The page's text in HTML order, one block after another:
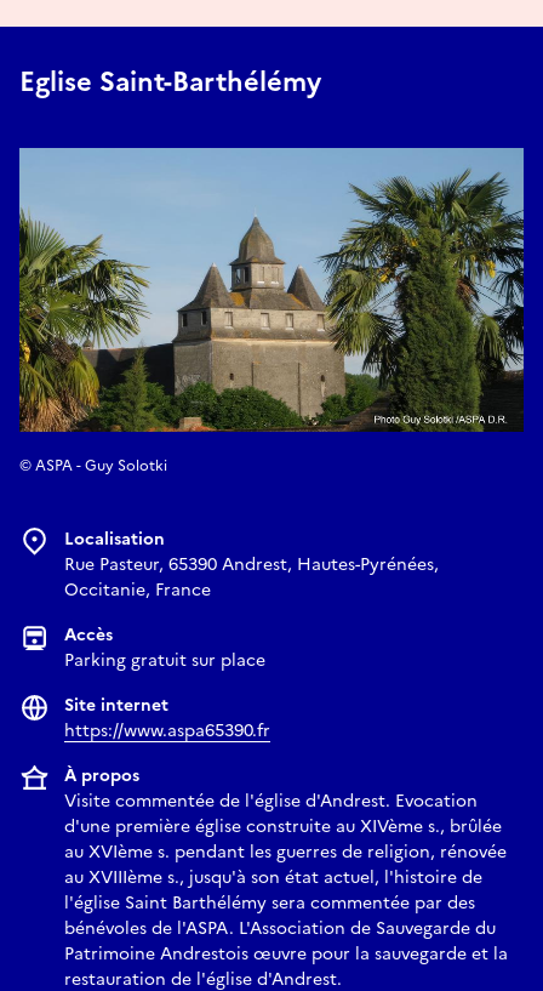
Eglise Saint-Barthélémy
© ASPA - Guy Solotki
Localisation
Rue Pasteur, 65390 Andrest, Hautes-Pyrénées,
Occitanie, France
Accès
Parking gratuit sur place
Site internet
https://www.aspa65390.fr
À propos
Visite commentée de l'église d'Andrest. Evocation
d'une première église construite au XIVème s., brûlée
au XVIème s. pendant les guerres de religion, rénovée
au XVIIIème s., jusqu'à son état actuel, l'histoire de
l'église Saint Barthélémy sera commentée par des
bénévoles de l'ASPA. L'Association de Sauvegarde du
Patrimoine Andrestois œuvre pour la sauvegarde et la
restauration de l'église d'Andrest.